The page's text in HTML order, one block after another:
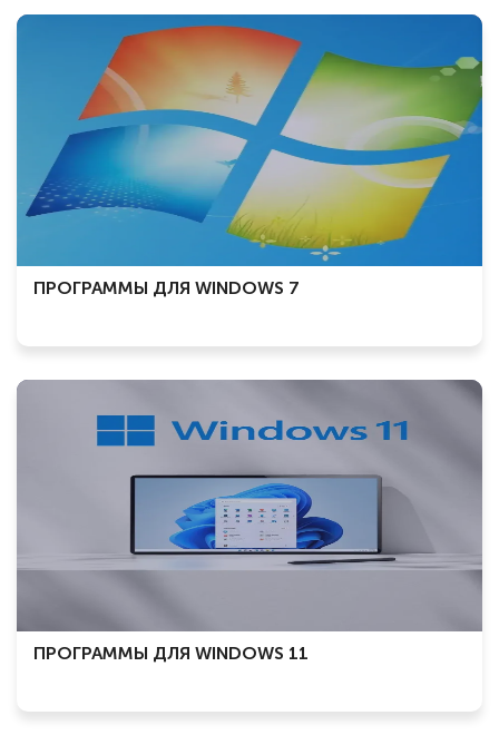
ПРОГРАММЫ ДЛЯ WINDOWS 7
ПРОГРАММЫ ДЛЯ WINDOWS 11